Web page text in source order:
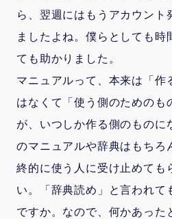
ら、翌週にはもうアカウント
ましたよね。僕らとしても時
ても助かりました。
マニュアルって、本来は「作
はなくて「使う側のためのも
が、いつしか作る側のものに
のマニュアルや辞典はもちろ
終的に使う人に受け止めても
い。「辞典読め」と言われて
ですか。なので、何かあった